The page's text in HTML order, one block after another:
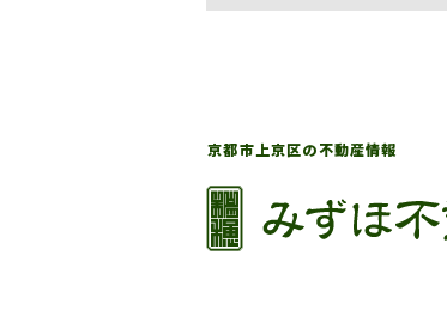
京都市上京区の不動産情報